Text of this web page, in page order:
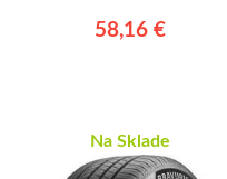
58,16 €
Na Sklade